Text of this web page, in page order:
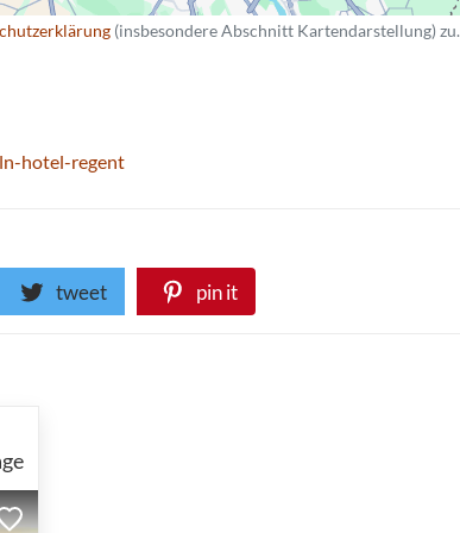
(insbesondere Abschnitt Kartendarstellung) zu.
hotel-regent
tweet pin it